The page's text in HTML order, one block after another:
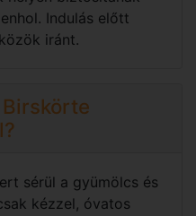
Indulás előtt
iránt.
sérül a gyümölcs és
kézzel, óvatos